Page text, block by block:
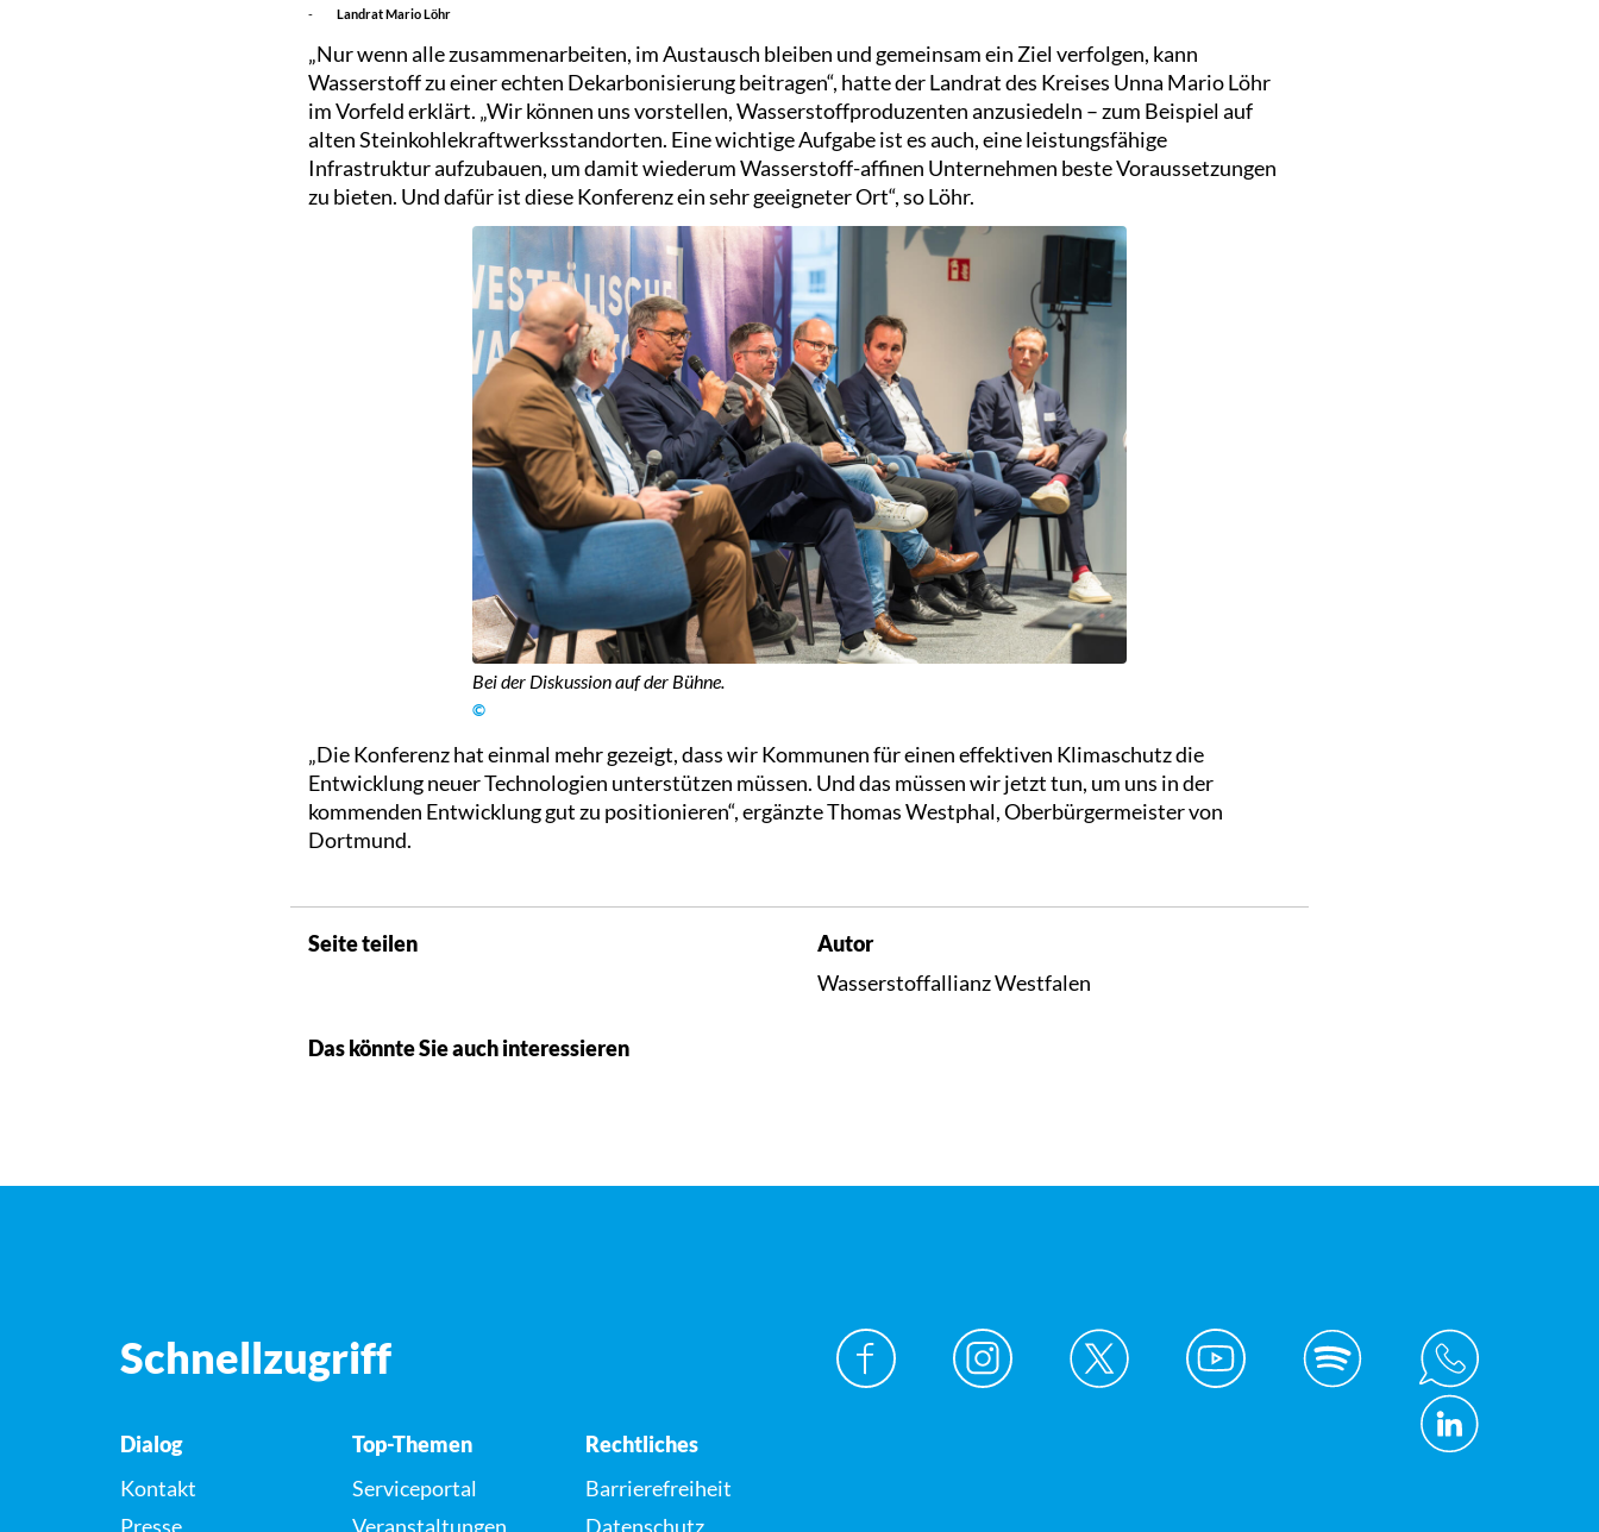
- Landrat Mario Löhr
„Nur wenn alle zusammenarbeiten, im Austausch bleiben und gemeinsam ein Ziel verfolgen, kann
Wasserstoff zu einer echten Dekarbonisierung beitragen“, hatte der Landrat des Kreises Unna Mario Löhr
im Vorfeld erklärt. „Wir können uns vorstellen, Wasserstoffproduzenten anzusiedeln – zum Beispiel auf
alten Steinkohlekraftwerksstandorten. Eine wichtige Aufgabe ist es auch, eine leistungsfähige
Infrastruktur aufzubauen, um damit wiederum Wasserstoff-affinen Unternehmen beste Voraussetzungen
zu bieten. Und dafür ist diese Konferenz ein sehr geeigneter Ort“, so Löhr.
Bei der Diskussion auf der Bühne.
©
„Die Konferenz hat einmal mehr gezeigt, dass wir Kommunen für einen effektiven Klimaschutz die
Entwicklung neuer Technologien unterstützen müssen. Und das müssen wir jetzt tun, um uns in der
kommenden Entwicklung gut zu positionieren“, ergänzte Thomas Westphal, Oberbürgermeister von
Dortmund.
Seite teilen
Autor
Wasserstoffallianz Westfalen
Das könnte Sie auch interessieren
Schnellzugriff
Dialog
Kontakt
Presse
Top-Themen
Serviceportal
Veranstaltungen
Rechtliches
Barrierefreiheit
Datenschutz